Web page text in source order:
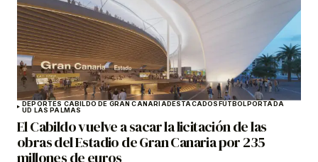
DEPORTES CABILDO DE GRAN CANARIADESTACADOSFÚTBOLPORTADA
UD LAS PALMAS
El Cabildo vuelve a sacar la licitación de las
obras del Estadio de Gran Canaria por 235
millones de euros